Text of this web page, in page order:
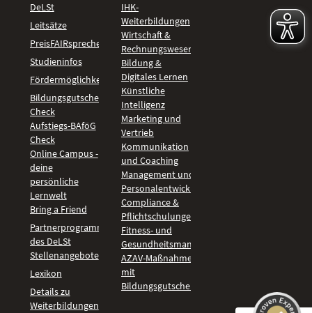
DeLSt
Leitsätze
PreisFAIRsprechen
Studieninfos
Fördermöglichkeiten
Bildungsgutschein
Check
Aufstiegs-BAföG
Check
Online Campus -
deine
persönliche
Lernwelt
Bring a Friend
Partnerprogramm
des DeLSt
Stellenangebote
Lexikon
Details zu
Weiterbildungen
IHK-
Weiterbildungen
Wirtschaft &
Rechnungswesen
Bildung &
Digitales Lernen
Künstliche
Intelligenz
Marketing und
Vertrieb
Kommunikation
und Coaching
Management und
Personalentwicklung
Compliance &
Pflichtschulungen
Fitness- und
Gesundheitsmanagement
AZAV-Maßnahmen
mit
Bildungsgutschein